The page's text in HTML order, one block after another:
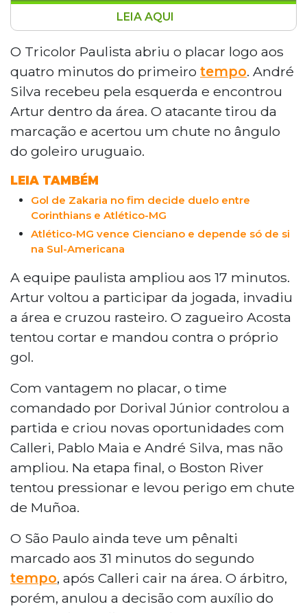
São Paulo venceu o Boston River por 2 a 0 no
Morumbi e liderou o grupo C da Sul-
Americana, avançando às oitavas. Já o Grêmio
empatou em 2 a 2 com o Montevideo City
Torque e terminou em segundo no grupo F,
disputando os playoffs. Os gols do São Paulo
foram de Artur e contra de Acosta. No Grêmio,
Gabriel Mec e Carlos Vinícius, de pênalti,
LEIA AQUI
O Tricolor Paulista abriu o placar logo aos
quatro minutos do primeiro tempo. André
Silva recebeu pela esquerda e encontrou
Artur dentro da área. O atacante tirou da
marcação e acertou um chute no ângulo
do goleiro uruguaio.
LEIA TAMBÉM
Gol de Zakaria no fim decide duelo entre
Corinthians e Atlético-MG
Atlético-MG vence Cienciano e depende só de si
na Sul-Americana
A equipe paulista ampliou aos 17 minutos.
Artur voltou a participar da jogada, invadiu
a área e cruzou rasteiro. O zagueiro Acosta
tentou cortar e mandou contra o próprio
gol.
Com vantagem no placar, o time
comandado por Dorival Júnior controlou a
partida e criou novas oportunidades com
Calleri, Pablo Maia e André Silva, mas não
ampliou. Na etapa final, o Boston River
tentou pressionar e levou perigo em chute
de Muñoa.
O São Paulo ainda teve um pênalti
marcado aos 31 minutos do segundo
tempo, após Calleri cair na área. O árbitro,
porém, anulou a decisão com auxílio do